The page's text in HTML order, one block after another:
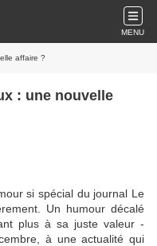
MENU
affaire ?
: une nouvelle
si spécial du journal Le
Un humour décalé
plus à sa juste valeur -
à une actualité qui